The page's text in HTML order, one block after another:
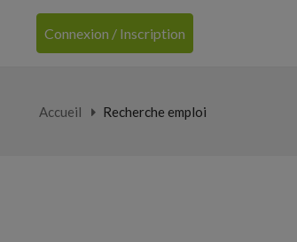
Connexion / Inscription
Accueil Recherche emploi